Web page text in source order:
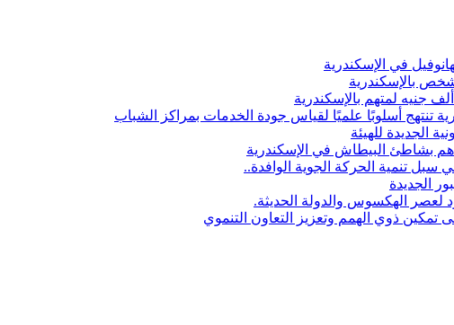
في الإسكندرية
شخص بالإسكندرية
تنتهج أسلوبًا علميًا لقياس جودة الخدمات بمراكز الشباب
الجديدة للهيئة
تنمية الحركة الجوية الوافدة..
الجديدة
لعصر الهكسوس والدولة الحديثة.
تمكين ذوي الهمم وتعزيز التعاون التنموي